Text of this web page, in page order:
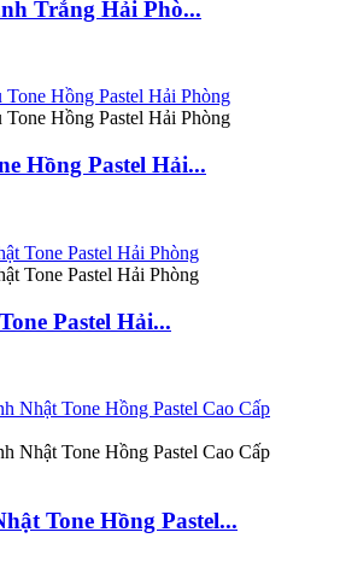
Trắng Hải Phò...
Hồng Pastel Hải...
Pastel Hải...
Tone Hồng Pastel...